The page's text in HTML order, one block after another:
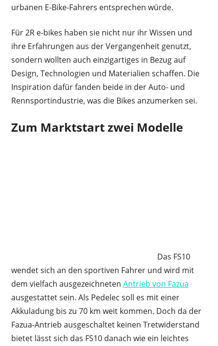
urbanen E-Bike-Fahrers entsprechen würde.
Für 2R e-bikes haben sie nicht nur ihr Wissen und
ihre Erfahrungen aus der Vergangenheit genutzt,
sondern wollten auch einzigartiges in Bezug auf
Design, Technologien und Materialien schaffen. Die
Inspiration dafür fanden beide in der Auto- und
Rennsportindustrie, was die Bikes anzumerken sei.
Zum Marktstart zwei Modelle
Das FS10
wendet sich an den sportiven Fahrer und wird mit
dem vielfach ausgezeichneten Antrieb von Fazua
ausgestattet sein. Als Pedelec soll es mit einer
Akkuladung bis zu 70 km weit kommen. Doch da der
Fazua-Antrieb ausgeschaltet keinen Tretwiderstand
bietet lässt sich das FS10 danach wie ein leichtes